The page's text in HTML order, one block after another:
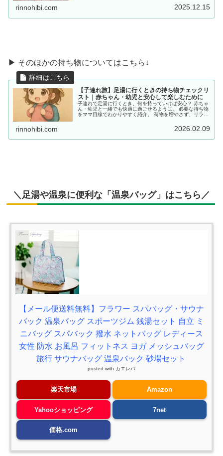
rinnohibi.com 2025.12.15
▶ そのほかの持ち物についてはこちら↓
【子連れ旅】足湯に行くときの持ち物チェックリ
スト｜赤ちゃん・幼児と安心して楽しむために
子連れで足湯に行くとき、何を持っていけば安心？ 赤ちゃ
ん・幼児と一緒でも快適に過ごせるように、 必要な持ち物
をママ目線でわかりやすく紹介。 荷物を増やさず、リラッ
rinnohibi.com 2026.02.09
＼足湯や温泉に便利な「温泉バッグ」はこちら／
【メール便送料無料】フラワー スパバッグ・サウナ
バック 温泉バッグ スポーツジム 銭湯セット 自立 ミ
ニバッグ スパバック 撥水 ネットバッグ レディース
女性 防水 お風呂 フィットネス ヨガ メッシュバッグ
旅行 サウナバッグ 温泉バック 砂場セット
posted with カエレバ
楽天市場 Amazon
Yahooショッピング 7net
価格.com